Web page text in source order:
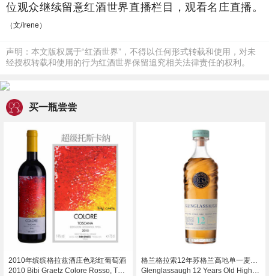
位观众继续留意红酒世界直播栏目，观看名庄直播。
（文/Irene）
声明：本文版权属于“红酒世界”，不得以任何形式转载和使用，对未
经授权转载和使用的行为红酒世界保留追究相关法律责任的权利。
买一瓶尝尝
2010年缤缤格拉兹酒庄色彩红葡萄酒
2010 Bibi Graetz Colore Rosso, Tuscany, Italy
格兰格拉索12年苏格兰高地单一麦芽威士忌
Glenglassaugh 12 Years Old Highland Single Malt Scotch Whisky, Highlands, UK